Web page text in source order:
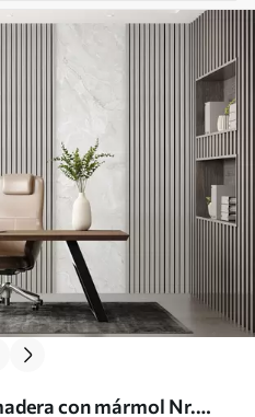
con mármol Nr.